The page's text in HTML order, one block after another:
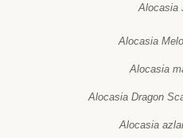
Alocasia
Alocasia
Alocasia
Alocasia Dragon
Alocasia